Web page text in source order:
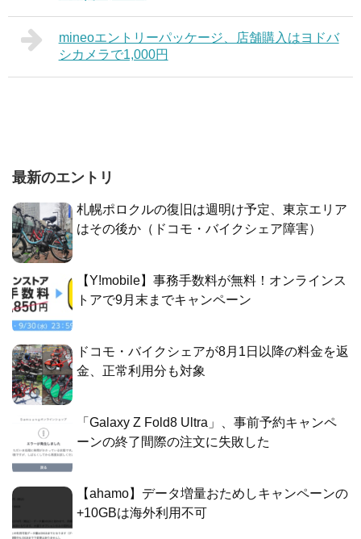
mineoエントリーパッケージ、店舗購入はヨドバ
シカメラで1,000円
最新のエントリ
札幌ポロクルの復旧は週明け予定、東京エリア
はその後か（ドコモ・バイクシェア障害）
【Y!mobile】事務手数料が無料！オンラインス
トアで9月末までキャンペーン
ドコモ・バイクシェアが8月1日以降の料金を返
金、正常利用分も対象
「Galaxy Z Fold8 Ultra」、事前予約キャンペ
ーンの終了間際の注文に失敗した
【ahamo】データ増量おためしキャンペーンの
+10GBは海外利用不可